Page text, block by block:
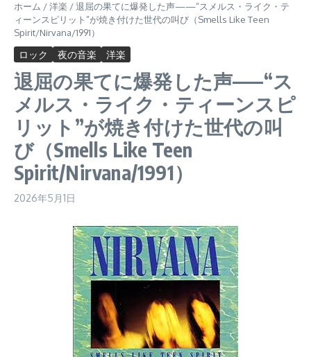
ホーム /洋楽 /退屈の果てに爆発した声——“スメルス・ライク・テ
ィーンスピリット”が焼き付けた世代の叫び（Smells Like Teen
Spirit/Nirvana/1991）
ロック 夜の音楽 洋楽
退屈の果てに爆発した声——“ス
メルス・ライク・ティーンスピ
リット”が焼き付けた世代の叫
び（Smells Like Teen
Spirit/Nirvana/1991）
2026年5月1日